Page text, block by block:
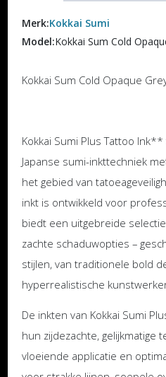
Merk:Kokkai Sumi
Model:Kokkai Sum Cold
Kokkai Sum Cold Opaque
Kokkai Sumi Plus Tattoo
Japanse sumi-inkttechniek
het gebied van
inkt is ontwikkeld voor
biedt een uitgebreide
zachte schaduwopties –
stijlen, van traditionele bold
hyperrealistische
De inkten van Kokkai Sumi
hun zijdezachte, gelijkmatige
vloeiende applicatie en